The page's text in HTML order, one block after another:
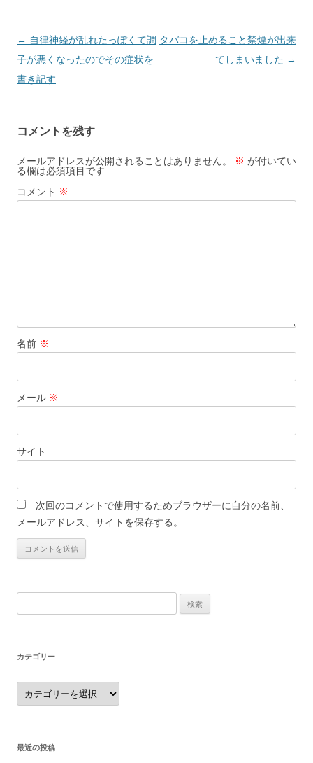
投
稿
ナ
ー
シ
ョ
ン
← 自律神経が乱れたっぽくて調
子が悪くなったのでその症状を
書き記す
タバコを止めること禁煙が出来
てしまいました →
コメントを残す
メールアドレスが公開されることはありません。 ※ が付いてい
る欄は必須項目です
コメント ※
名前 ※
メール ※
サイト
次回のコメントで使用するためブラウザーに自分の名前、
メールアドレス、サイトを保存する。
索:
カテゴリー
カ
テ
ゴ
最近の投稿